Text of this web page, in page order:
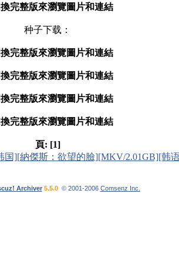
完整版來瀏覽圖片和連結
种子下载：
完整版來瀏覽圖片和連結
完整版來瀏覽圖片和連結
完整版來瀏覽圖片和連結
完整版來瀏覽圖片和連結
頁: [1]
国][納傑斯：欲望的臉][MKV/2.01GB][韩
Archiver 5.5.0© 2001-2006 Comsenz Inc.